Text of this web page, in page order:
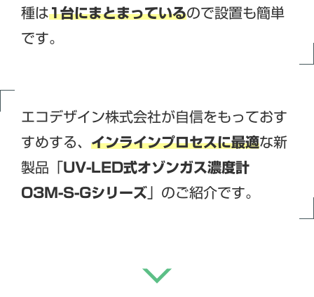
種は1台にまとまっているので設置も簡単
です。
エコデザイン株式会社が自信をもっておす
すめする、 インラインプロセスに最適な新
製品「 UV-LED式オゾンガス濃度計
O3M-S-Gシリーズ 」のご紹介です。